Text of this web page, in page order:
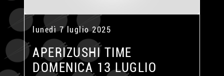
lunedì 7 luglio 2025
APERIZUSHI TIME
DOMENICA 13 LUGLIO